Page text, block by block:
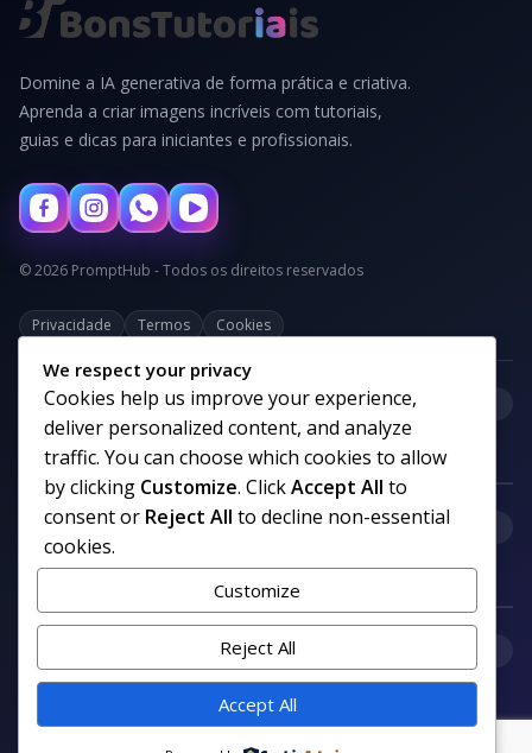
Domine a IA generativa de forma prática e criativa.
Aprenda a criar imagens incríveis com tutoriais,
guias e dicas para iniciantes e profissionais.
© 2026 PromptHub - Todos os direitos reservados
Privacidade Termos Cookies
Categorias
Links uteis
We respect your privacy
Cookies help us improve your experience,
deliver personalized content, and analyze
traffic. You can choose which cookies to allow
by clicking Customize. ClickAccept All to
consent or Reject All to decline non-essential
cookies.
Customize
Reject All
Accept All